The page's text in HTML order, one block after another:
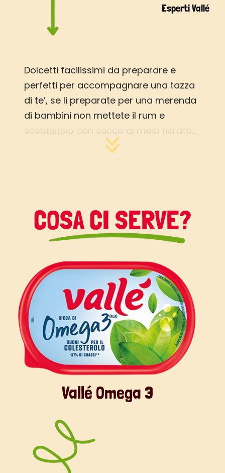
Esperti Vallé
Dolcetti facilissimi da preparare e
perfetti per accompagnare una tazza
di te’, se li preparate per una merenda
di bambini non mettete il rum e
sostituitelo con succo di mela filtrato…
COSA CI SERVE?
Vallé Omega 3